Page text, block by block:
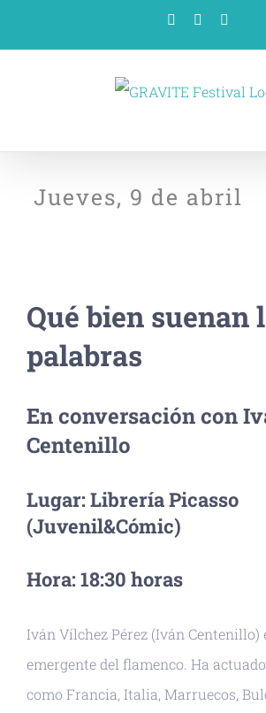
Facebook
Jueves, 9 de abril
Qué bien suenan
palabras
En conversación con
Centenillo
Lugar: Librería Picasso
(Juvenil&Cómic)
Hora: 18:30 horas
Iván Vílchez Pérez (Iván Centenillo)
emergente del flamenco. Ha
como Francia, Italia, Marruecos,